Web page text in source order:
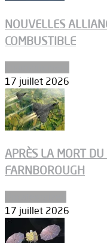
NOUVELLES
COMBUSTIBLE
17 juillet 2026
APRÈS LA MORT
FARNBOROUGH
17 juillet 2026